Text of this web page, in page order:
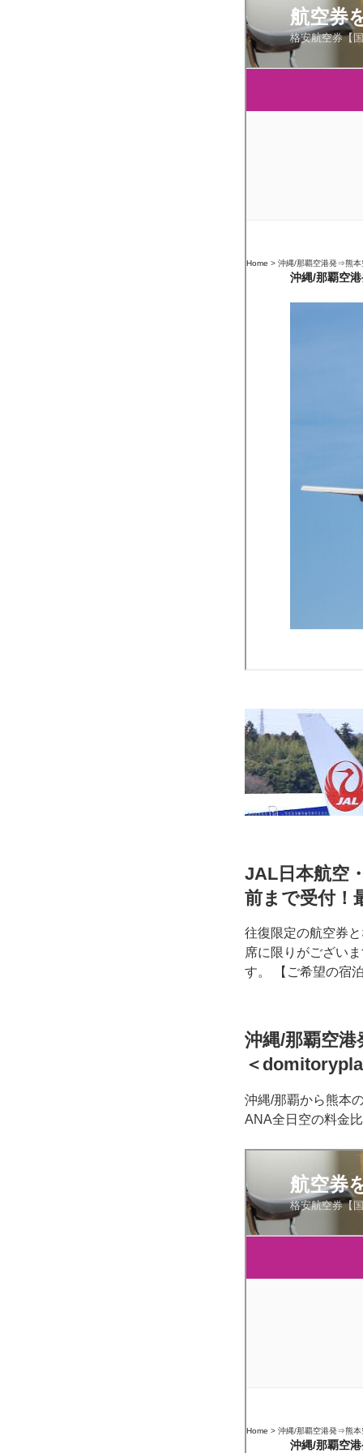
JAL日本航空
前まで受付！
往復限定の航空券
席に限りがござい
す。 【ご希望の宿
沖縄/那覇空
＜
沖縄/那覇から熊本
ANA全日空の料金